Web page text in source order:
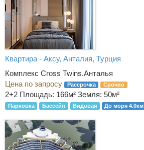
Квартира - Аксу, Анталия, Турция
Комплекс Cross Twins.Анталья
Цена по запросу
Рассрочка Срочно
2+2 Площадь: 166м² Земля: 50м²
Парковка Бассейн Видовая До моря 4.0км